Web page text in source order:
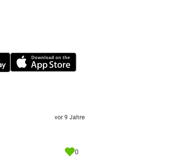
vor 9 Jahre
0